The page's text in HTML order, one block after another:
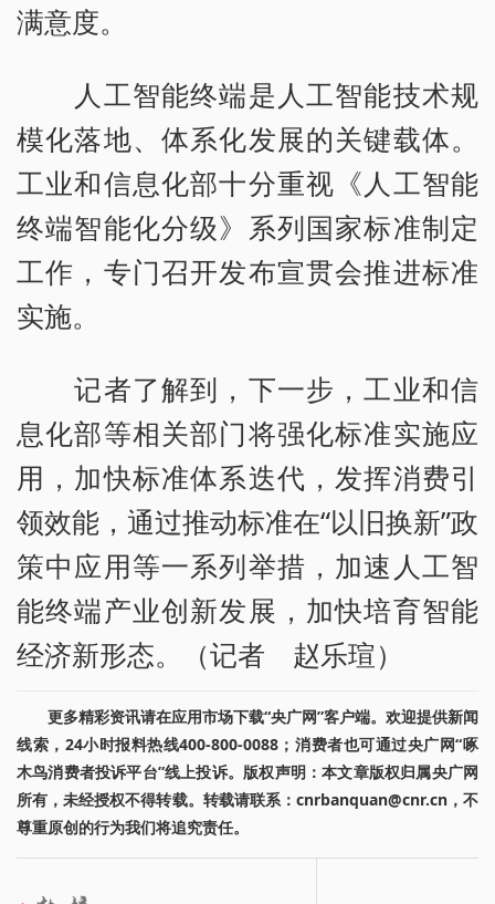
满意度。
人工智能终端是人工智能技术规
模化落地、体系化发展的关键载体。
工业和信息化部十分重视《人工智能
终端智能化分级》系列国家标准制定
工作，专门召开发布宣贯会推进标准
实施。
记者了解到，下一步，工业和信
息化部等相关部门将强化标准实施应
用，加快标准体系迭代，发挥消费引
领效能，通过推动标准在“以旧换新”政
策中应用等一系列举措，加速人工智
能终端产业创新发展，加快培育智能
经济新形态。（记者 赵乐瑄）
更多精彩资讯请在应用市场下载“央广网”客户端。欢迎提供新闻
线索，24小时报料热线400-800-0088；消费者也可通过央广网“啄
木鸟消费者投诉平台”线上投诉。版权声明：本文章版权归属央广网
所有，未经授权不得转载。转载请联系：cnrbanquan@cnr.cn，不
尊重原创的行为我们将追究责任。